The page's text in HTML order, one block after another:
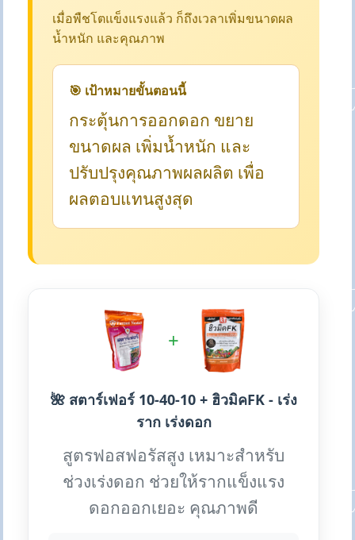
เมื่อพืชโตแข็งแรงแล้ว ก็ถึงเวลาเพิ่มขนาดผล
น้ำหนัก และคุณภาพ
🎯 เป้าหมายขั้นตอนนี้
กระตุ้นการออกดอก ขยาย
ขนาดผล เพิ่มน้ำหนัก และ
ปรับปรุงคุณภาพผลผลิต เพื่อ
ผลตอบแทนสูงสุด
+
🌺 สตาร์เฟอร์ 10-40-10 + ฮิวมิคFK - เร่ง
ราก เร่งดอก
สูตรฟอสฟอรัสสูง เหมาะสำหรับ
ช่วงเร่งดอก ช่วยให้รากแข็งแรง
ดอกออกเยอะ คุณภาพดี